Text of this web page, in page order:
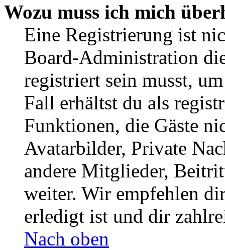
Wozu muss ich mich
Eine Registrierung ist
Board-Administration
registriert sein musst,
Fall erhältst du als
Funktionen, die Gäste
Avatarbilder, Private
andere Mitglieder,
weiter. Wir empfehlen
erledigt ist und dir
Nach oben